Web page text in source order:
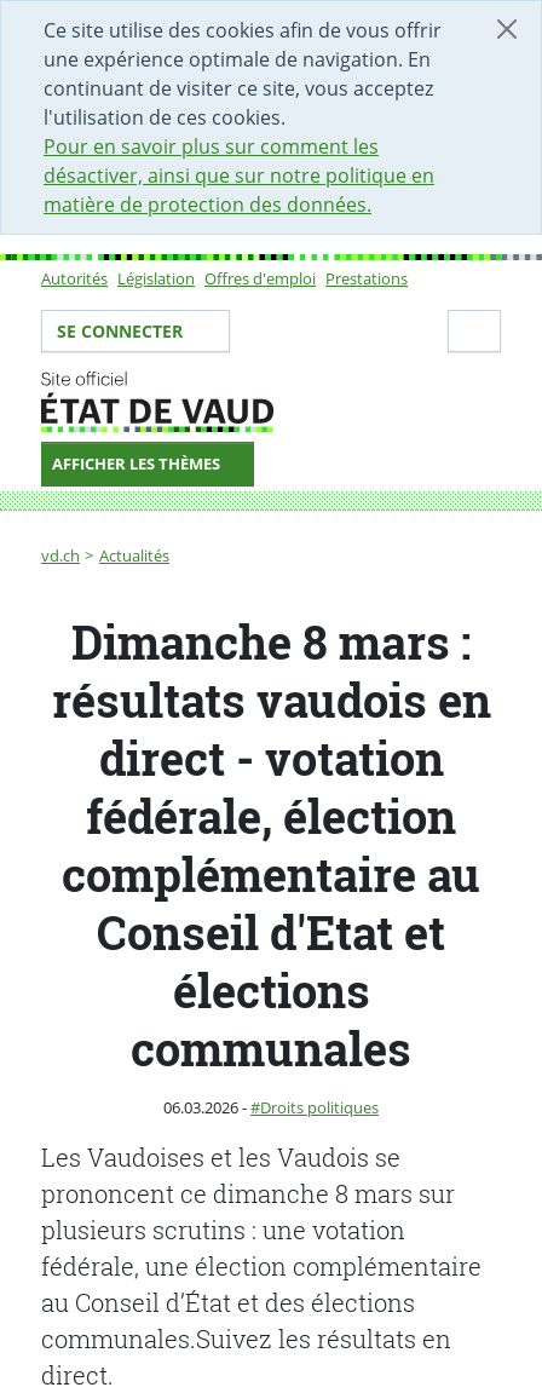
Ce site utilise des cookies afin de vous offrir
une expérience optimale de navigation. En
continuant de visiter ce site, vous acceptez
l'utilisation de ces cookies.
Pour en savoir plus sur comment les
désactiver, ainsi que sur notre politique en
matière de protection des données.
DÉBUT DU CONTENU DE LA PAGE
ACCÈS AU CHAMP DE RECHERCHE
PAGE D'ACCUEIL
FORMULAIRE DE CONTACT
Sous-navigation
Autorités Législation Offres d'emploi Prestations
Votre identité
SE CONNECTER
AFFICHER LES THÈMES
Fil d'Ariane
vd.ch Actualités
Dimanche 8 mars : résultats vaudois en direct -
Dimanche 8 mars :
résultats vaudois en
direct - votation
fédérale, élection
complémentaire au
Conseil d'Etat et
élections
communales
Publié le
06.03.2026-Catégorie :
Droits politiques
Les Vaudoises et les Vaudois se
prononcent ce dimanche 8 mars sur
plusieurs scrutins : une votation
fédérale, une élection complémentaire
au Conseil d’État et des élections
communales.Suivez les résultats en
direct.